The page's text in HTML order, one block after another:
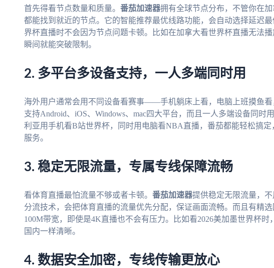
首先得看节点数量和质量。 番茄加速器拥有全球节点分布，不管你在
都能找到就近的节点。它的智能推荐最优线路功能，会自动选择延迟
界杯直播时不会因为节点问题卡顿。比如在加拿大看世界杯直播无法播
瞬间就能突破限制。
2. 多平台多设备支持，一人多端同时用
海外用户通常会用不同设备看赛事——手机躺床上看，电脑上班摸鱼看
支持Android、iOS、Windows、mac四大平台，而且一人多端设备同时
利亚用手机看B站世界杯，同时用电脑看NBA直播，番茄都能轻松搞
服务。
3. 稳定无限流量，专属专线保障流畅
看体育直播最怕流量不够或者卡顿。 番茄加速器提供稳定无限流量，
分流技术，会把体育直播的流量优先分配，保证画面流畅。而且有精
100M带宽，即使是4K直播也不会有压力。比如看2026美加墨世界杯
国内一样清晰。
4. 数据安全加密，专线传输更放心